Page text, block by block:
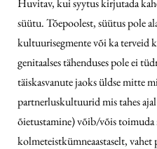
süütu. Tõepoolest, süütus pole
kultuuriseg­mente või ka terveid
genitaalses tähenduses pole ei
täiskasvanute jaoks üldse mitte
partnerluskultuurid mis tahes
õietustamine) võib/võis toimuda
kolmeteistkümneaastaselt, vahet